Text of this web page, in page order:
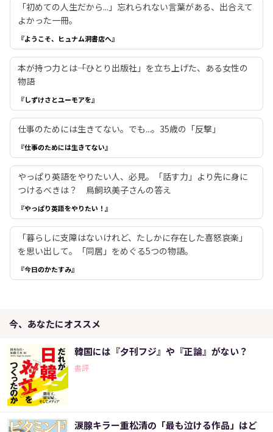
「初めての人生だから...」忘れられない言葉がある、出合えて
よかった一冊。
『ようこそ、ヒュナム洞書店へ』
本が持つ力とは――「ひとり出版社」を立ち上げた、ある女性の
物語
『しずけさとユーモアを』
仕事のためには生きてない。でも...。35歳の「反撃」
『仕事のためには生きてない』
やっぱり英語をやりたい人、必見。「話す力」より先に身に
つけるべきは？ 鳥飼玖美子さんの答え
『やっぱり英語をやりたい！』
「暮らしに支障はないけれど、たしかに存在した喜怒哀楽」
を思い出して。「同居」をめぐる5つの物語。
『今日のかたすみ』
今、あなたにオススメ
韓国には『夕刊フジ』や『正論』がない？
書評
涙腺キラー重松清の「最も泣ける作品」はど